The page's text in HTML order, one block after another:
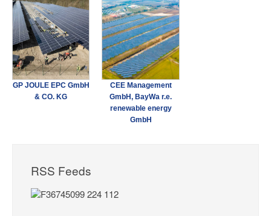
GP JOULE EPC GmbH
& CO. KG
CEE Management
GmbH, BayWa r.e.
renewable energy
GmbH
RSS Feeds